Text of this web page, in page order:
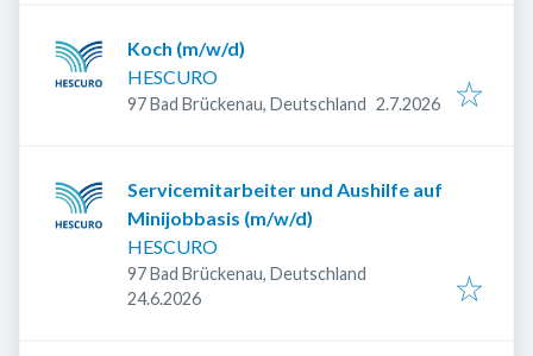
Koch (m/w/d)
HESCURO
97 Bad Brückenau, Deutschland Veröffentlicht
2.7.2026
Servicemitarbeiter und Aushilfe auf
Minijobbasis (m/w/d)
HESCURO
97 Bad Brückenau, Deutschland
Veröffentlicht
24.6.2026